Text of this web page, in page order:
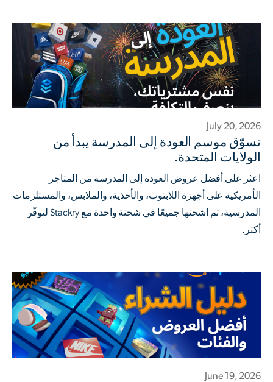
July 20, 2026
تسوّق موسم العودة إلى المدرسة يبدأ من
الولايات المتحدة.
اعثر على أفضل عروض العودة إلى المدرسة من المتاجر
الأمريكية على أجهزة اللابتوب، والأحذية، والملابس، والمستلزمات
المدرسية، ثم اشحنها جميعًا في شحنة واحدة مع Stackry لتوفّر
أكثر.
June 19, 2026